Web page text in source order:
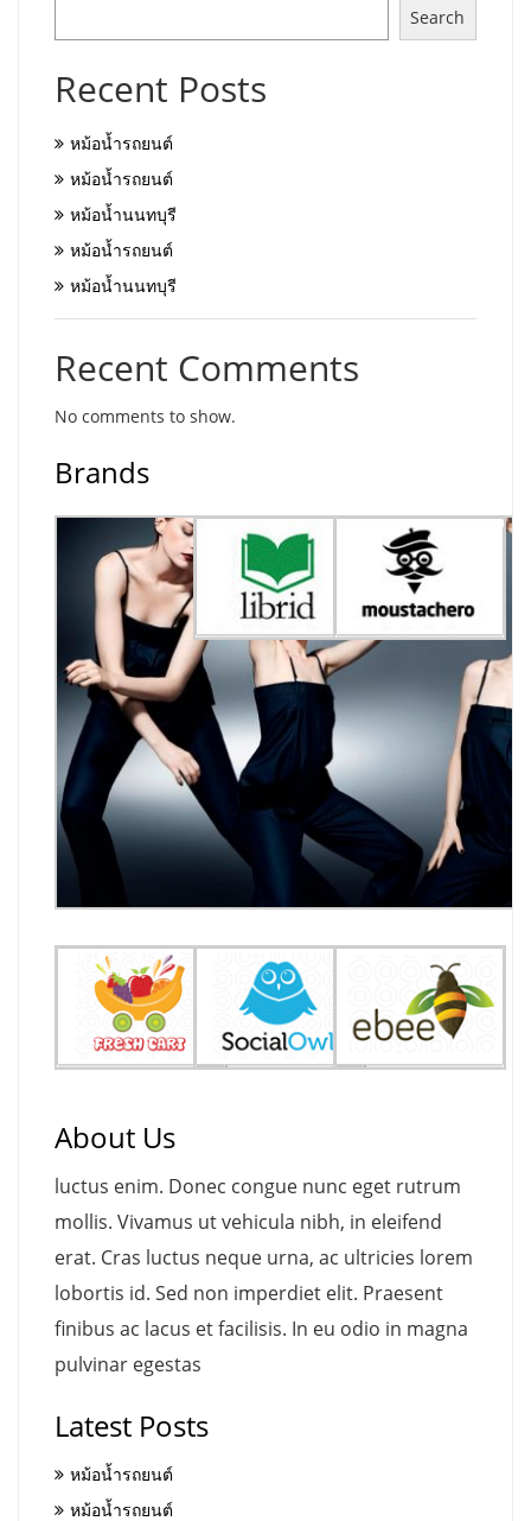
Search
Recent Posts
หม้อน้ำรถยนต์
หม้อน้ำรถยนต์
หม้อน้ำนนทบุรี
หม้อน้ำรถยนต์
หม้อน้ำนนทบุรี
Recent Comments
No comments to show.
Brands
About Us
luctus enim. Donec congue nunc eget rutrum
mollis. Vivamus ut vehicula nibh, in eleifend
erat. Cras luctus neque urna, ac ultricies lorem
lobortis id. Sed non imperdiet elit. Praesent
finibus ac lacus et facilisis. In eu odio in magna
pulvinar egestas
Latest Posts
หม้อน้ำรถยนต์
หม้อน้ำรถยนต์